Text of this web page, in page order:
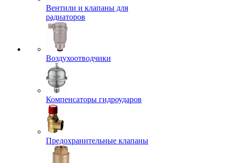
Вентили и клапаны для
радиаторов
Воздухоотводчики
Компенсаторы гидроударов
Предохранительные клапаны